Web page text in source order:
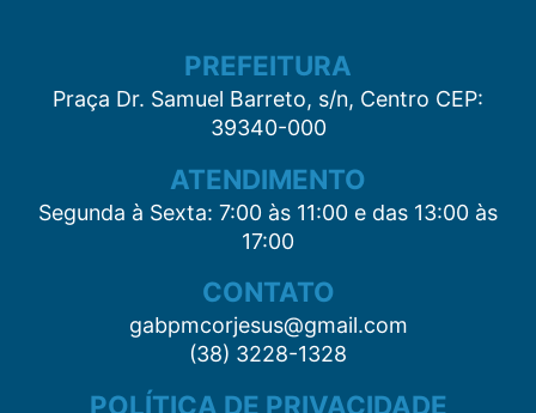
PREFEITURA
Praça Dr. Samuel Barreto, s/n, Centro CEP:
39340-000
ATENDIMENTO
Segunda à Sexta: 7:00 às 11:00 e das 13:00 às
17:00
CONTATO
gabpmcorjesus@gmail.com
(38) 3228-1328
POLÍTICA DE PRIVACIDADE